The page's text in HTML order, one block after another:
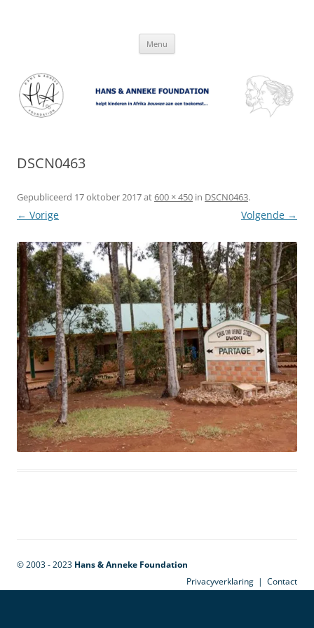
Menu
DSCN0463
Gepubliceerd 17 oktober 2017at600 × 450 in DSCN0463.
← Vorige Volgende →
© 2003 - 2023 Hans & Anneke Foundation
Privacyverklaring | Contact